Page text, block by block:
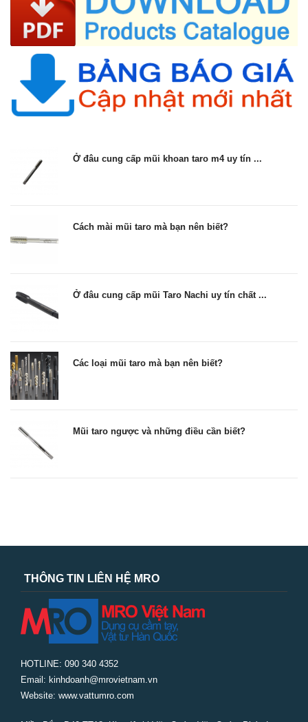
Ở đâu cung cấp mũi khoan taro m4 uy tín ...
Cách mài mũi taro mà bạn nên biết?
Ở đâu cung cấp mũi Taro Nachi uy tín chất ...
Các loại mũi taro mà bạn nên biết?
Mũi taro ngược và những điều cần biết?
THÔNG TIN LIÊN HỆ MRO
HOTLINE: 090 340 4352
Email: kinhdoanh@mrovietnam.vn
Website: www.vattumro.com